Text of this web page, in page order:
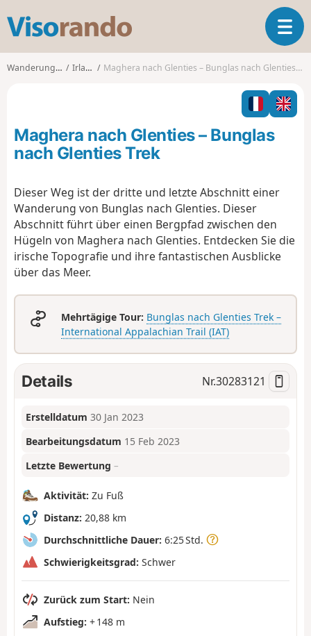
s
o
o
T
o
g
l
e
n
o
Wanderungen Irland Maghera nach Glenties – Bunglas nach Glenties Trek
Maghera nach Glenties – Bunglas
nach Glenties Trek
Dieser Weg ist der dritte und letzte Abschnitt einer
Wanderung von Bunglas nach Glenties. Dieser
Abschnitt führt über einen Bergpfad zwischen den
Hügeln von Maghera nach Glenties. Entdecken Sie die
irische Topografie und ihre fantastischen Ausblicke
über das Meer.
Mehrtägige Tour: Bunglas nach Glenties Trek –
International Appalachian Trail (IAT)
Details Nr.30283121
Erstelldatum 30 Jan 2023
Bearbeitungsdatum 15 Feb 2023
Letzte Bewertung –
Aktivität: Zu Fuß
Distanz: 20,88 km
Durchschnittliche Dauer: 6:25 Std.
Schwierigkeitsgrad: Schwer
Zurück zum Start: Nein
Aufstieg: + 148 m